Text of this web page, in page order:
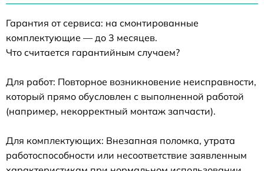
Гарантия от сервиса: на смонтированные
комплектующие — до 3 месяцев.
Что считается гарантийным случаем?
Для работ: Повторное возникновение неисправности,
который прямо обусловлен с выполненной работой
(например, некорректный монтаж запчасти).
Для комплектующих: Внезапная поломка, утрата
работоспособности или несоответствие заявленным